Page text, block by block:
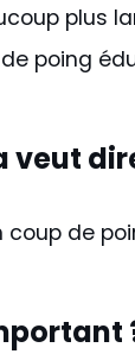
plus
poing
veut
de